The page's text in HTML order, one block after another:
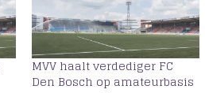
MVV haalt verdediger FC
Den Bosch op amateurbasis